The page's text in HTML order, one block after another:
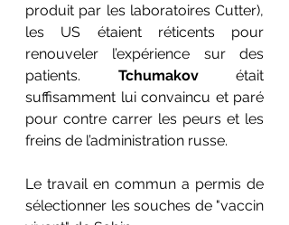
produit par les laboratoires Cutter),
les US étaient réticents pour
renouveler l’expérience sur des
patients. Tchumakov était
suffisamment lui convaincu et paré
pour contre carrer les peurs et les
freins de l’administration russe.
Le travail en commun a permis de
sélectionner les souches de "vaccin